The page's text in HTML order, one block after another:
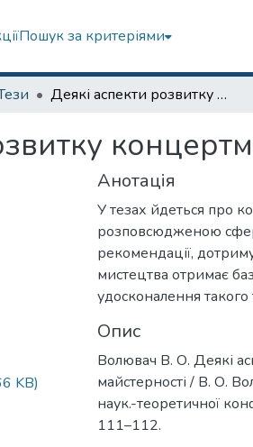
Пошук за критеріями
Деякі аспекти розвитку концертмейстерської майстерності.
KB)
Анотація
У тезах йдеться про
розповсюдженою
рекомендації,
мистецтва отримає
удосконалення
Опис
Волювач В. О. Деякі
майстерності / В. О.
наук.-теоретичної
111–112.